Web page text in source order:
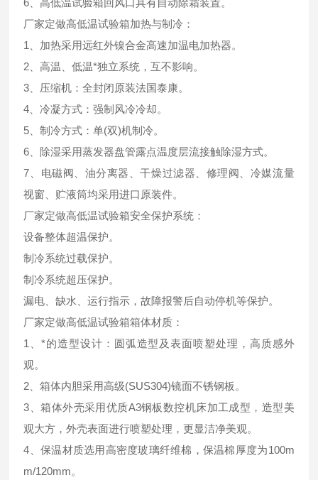
6、高低温试验箱回风口具有自动除霜装置。
厂家定做高低温试验箱加热与制冷：
1、加热采用远红外镍合金高速加温电加热器。
2、高温、低温*独立系统，互不影响。
3、压缩机：全封闭原装法国泰康。
4、冷凝方式：强制风冷冷却。
5、制冷方式：单(双)机制冷。
6、除湿采用蒸发器盘管露点温度层流接触除湿方式。
7、电磁阀、油分离器、干燥过滤器、修理阀、冷媒流量
视窗、贮液筒均采用进口原装件。
厂家定做高低温试验箱安全保护系统：
设备整体超温保护。
制冷系统过载保护。
制冷系统超压保护。
漏电、缺水、运行指示，故障报警后自动停机等保护。
厂家定做高低温试验箱箱体材质：
1、*的造型设计：圆弧造型及表面喷塑处理，高质感外
观。
2、箱体内胆采用高级(SUS304)镜面不锈钢板。
3、箱体外壳采用优质A3钢板数控机床加工成型，造型美
观大方，外壳表面进行喷塑处理，更显洁净美观。
4、保温材质选用高密度玻璃纤维棉，保温棉厚度为100m
m/120mm。